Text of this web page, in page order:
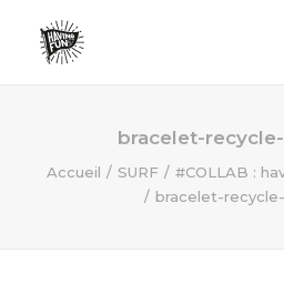
LIFESTYLE
AVENTURES
ECO FRIENDLY
bracelet-
Accueil SURF
#COLLAB :
bracelet-